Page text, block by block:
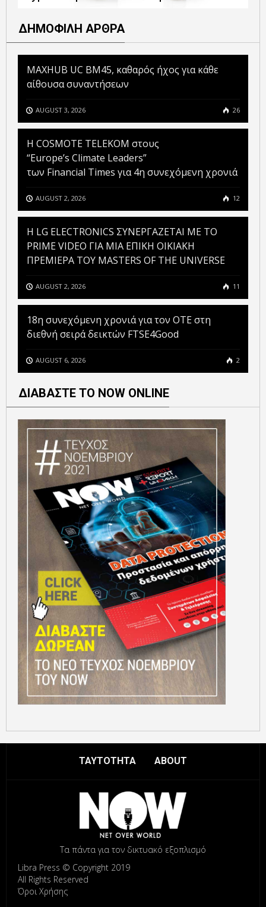
ΔΗΜΟΦΙΛΗ ΑΡΘΡΑ
MAXHUB UC BM45, καθαρός ήχος για κάθε
αίθουσα συναντήσεων
AUGUST 3, 2026 26
Η COSMOTE TELEKOM στους
“Europe’s Climate Leaders”
των Financial Times για 4η συνεχόμενη χρονιά
AUGUST 2, 2026 12
H LG ELECTRONICS ΣΥΝΕΡΓΑΖΕΤΑΙ ΜΕ ΤΟ
PRIME VIDEO ΓΙΑ ΜΙΑ ΕΠΙΚΗ ΟΙΚΙΑΚΗ
ΠΡΕΜΙΕΡΑ ΤΟΥ MASTERS OF THE UNIVERSE
AUGUST 2, 2026 11
18η συνεχόμενη χρονιά για τον ΟΤΕ στη
διεθνή σειρά δεικτών FTSE4Good
AUGUST 6, 2026 2
ΔΙΑΒΑΣΤΕ ΤΟ NOW ONLINE
ΤΑΥΤΟΤΗΤΑ ABOUT
Τα πάντα για τον δικτυακό εξοπλισμό
Libra Press © Copyright 2019
All Rights Reserved
Όροι Χρήσης